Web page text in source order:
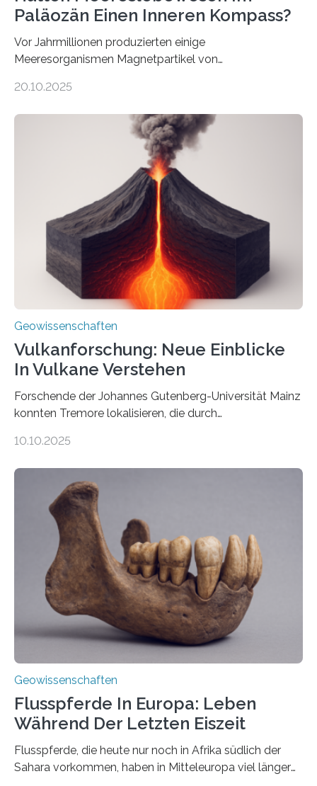
Paläozän Einen Inneren Kompass?
Vor Jahrmillionen produzierten einige
Meeresorganismen Magnetpartikel von
Sedimenten zu finden sind. Nun ist es einem
Domänen auf einem dieser „Riesenmagnetfossilien” mit
einer raffinierten Methode an der Diamond-
Röntgenquelle zu kartieren. Ihre Analyse zeigt, dass
diese Partikel es den Organismen ermöglicht haben
könnten, winzige Schwankungen sowohl in der
Richtung als auch in der Intensität des Erdmagnetfelds
wahrzunehmen. Dadurch konnten sie sich verorten und
über den Ozean navigieren. Vor einigen Jahren…
20.10.2025
Geowissenschaften
Vulkanforschung: Neue Einblicke
In Vulkane Verstehen
Forschende der Johannes Gutenberg-Universität Mainz
konnten Tremore lokalisieren, die durch
Vulkan? Was passiert in der Erde darunter? Wo
erzeugt durch Magma oder Gase, die sich durch
Schlote einen Weg nach oben bahnen? Jun.-Prof. Dr.
Miriam Christina Reiss, Vulkanseismologin an der
Johannes Gutenberg-Universität Mainz (JGU), und ihr
Team haben am Vulkan Oldoinyo Lengai in Tansania
solche Tremore lokalisiert. „Wir konnten die Tremore
nicht nur nachweisen, sondern ihren Ort in…
10.10.2025
Geowissenschaften
Flusspferde In Europa: Leben
Während Der Letzten Eiszeit
Flusspferde, die heute nur noch in Afrika südlich der
Sahara vorkommen, haben in Mitteleuropa viel länger